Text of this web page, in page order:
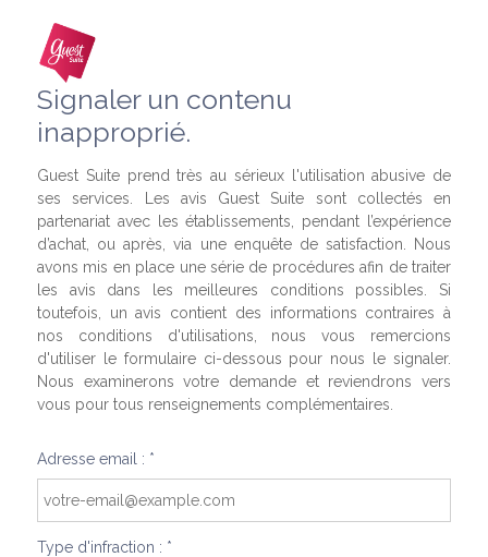
Signaler un contenu
inapproprié.
Guest Suite prend très au sérieux l'utilisation abusive de
ses services. Les avis Guest Suite sont collectés en
partenariat avec les établissements, pendant l’expérience
d’achat, ou après, via une enquête de satisfaction. Nous
avons mis en place une série de procédures afin de traiter
les avis dans les meilleures conditions possibles. Si
toutefois, un avis contient des informations contraires à
nos conditions d'utilisations, nous vous remercions
d'utiliser le formulaire ci-dessous pour nous le signaler.
Nous examinerons votre demande et reviendrons vers
vous pour tous renseignements complémentaires.
Adresse email : *
Type d'infraction : *